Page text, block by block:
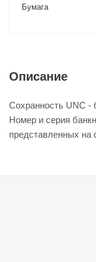
Бумага
Описание
Сохранность UNC -
Номер и серия
представленных на